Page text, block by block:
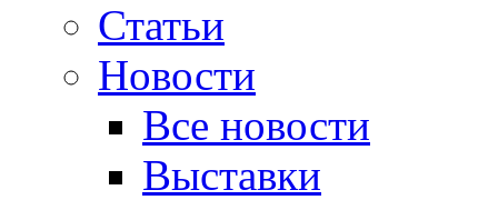
Статьи
Новости
Все новости
Выставки